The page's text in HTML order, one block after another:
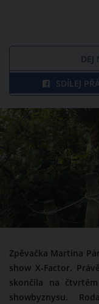
SDÍLEJ
Zpěvačka Martina
show X-Factor.
skončila na
showbyznysu.